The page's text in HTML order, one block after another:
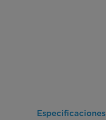
Especificaciones